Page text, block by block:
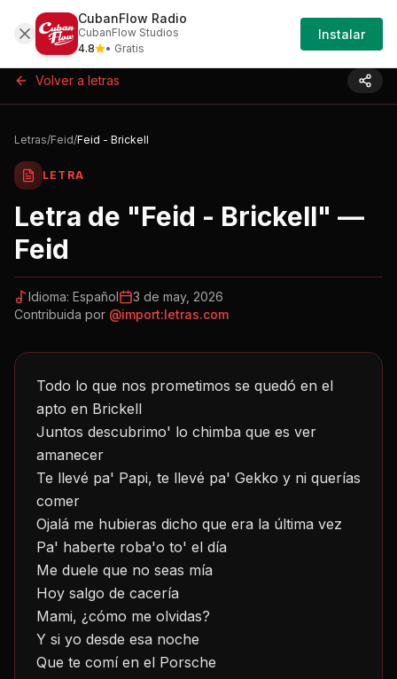
Letras Feid-feid-brickell-eg414
Iniciar
Sesión
Volver a letras
Letras/Feid/Feid - Brickell
LETRA
Letra de "Feid - Brickell" —
Feid
Idioma: Español
3 de may, 2026
Contribuida por @import:letras.com
Todo lo que nos prometimos se quedó en el
apto en Brickell
Juntos descubrimo' lo chimba que es ver
amanecer
Te llevé pa' Papi, te llevé pa' Gekko y ni querías
comer
Ojalá me hubieras dicho que era la última vez
Pa' haberte roba'o to' el día
Me duele que no seas mía
Hoy salgo de cacería
Mami, ¿cómo me olvidas?
Y si yo desde esa noche
Que te comí en el Porsche
CubanFlow Radio
CubanFlow Studios
4.8
• Gratis
Instalar